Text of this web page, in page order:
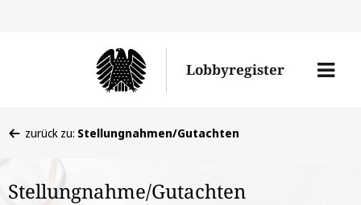
Lobbyregister
Menü
befinden
hier:
zurück zu: Stellungnahmen/Gutachten
Stellungnahme/Gutachten